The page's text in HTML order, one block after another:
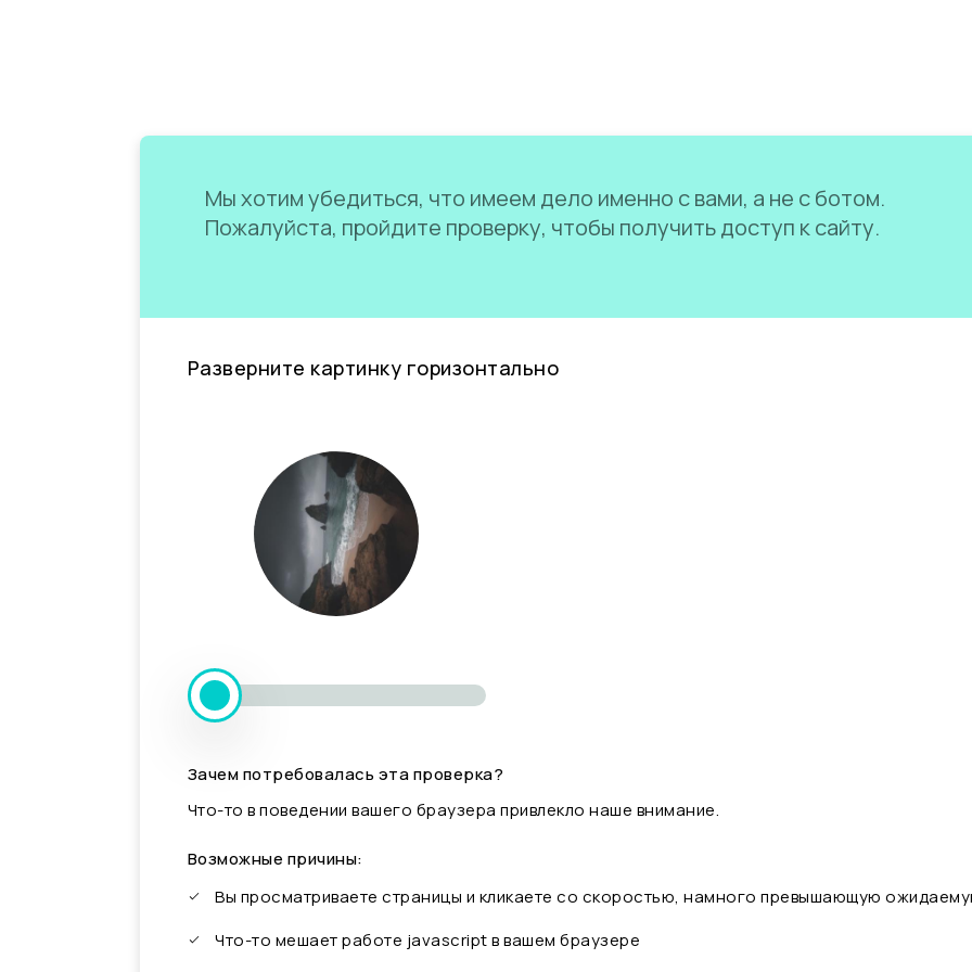
Мы хотим убедиться, что имеем дело именно с вами, а не с ботом.
Пожалуйста, пройдите проверку, чтобы получить доступ к сайту.
Разверните картинку горизонтально
Зачем потребовалась эта проверка?
Что-то в поведении вашего браузера привлекло наше внимание.
Возможные причины:
Вы просматриваете страницы и кликаете со скоростью, намного превышающую
Что-то мешает работе javascript в вашем браузере